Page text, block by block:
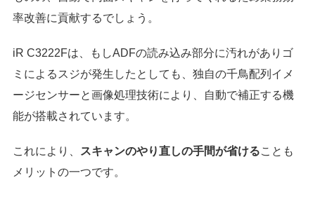
率改善に貢献するでしょう。
iR C3222Fは、もしADFの読み込み部分に汚れがありゴ
ミによるスジが発生したとしても、独自の千鳥配列イメ
ージセンサーと画像処理技術により、自動で補正する機
能が搭載されています。
これにより、 スキャンのやり直しの手間が省けることも
メリットの一つです。